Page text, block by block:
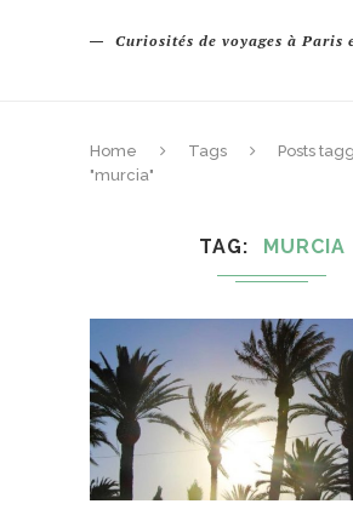
Curiosités de voyages à Paris
Home Tags
Posts
"murcia"
TAG MURCIA